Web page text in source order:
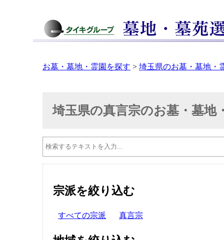
お墓・墓地・霊園を探す > 埼玉県のお墓・墓地・
埼玉県の真言宗のお墓・墓地
宗派を絞り込む
すべての宗派 真言宗